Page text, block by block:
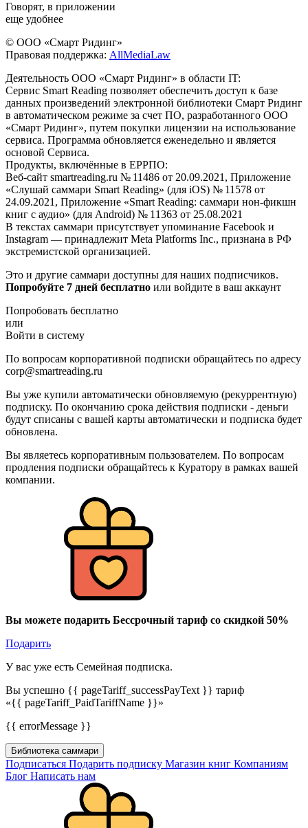
Говорят, в приложении
еще удобнее
© ООО «Смарт Ридинг»
Правовая поддержка: AllMediaLaw
Деятельность ООО «Смарт Ридинг» в области IT:
Сервис Smart Reading позволяет обеспечить доступ к базе
данных произведений электронной библиотеки Смарт Ридинг
в автоматическом режиме за счет ПО, разработанного ООО
«Смарт Ридинг», путем покупки лицензии на использование
сервиса. Программа обновляется еженедельно и является
основой Сервиса.
Продукты, включённые в ЕРРПО:
Веб-сайт smartreading.ru № 11486 от 20.09.2021, Приложение
«Слушай саммари Smart Reading» (для iOS) № 11578 от
24.09.2021, Приложение «Smart Reading: саммари нон-фикшн
книг с аудио» (для Android) № 11363 от 25.08.2021
В текстах саммари присутствует упоминание Facebook и
Instagram — принадлежит Meta Platforms Inc., признана в РФ
экстремистской организацией.
Это и другие саммари доступны для наших подписчиков.
Попробуйте 7 дней бесплатно или войдите в ваш аккаунт
Попробовать бесплатно
или
Войти в систему
По вопросам корпоративной подписки обращайтесь по адресу
corp@smartreading.ru
Вы уже купили автоматически обновляемую (рекуррентную)
подписку. По окончанию срока действия подписки - деньги
будут списаны с вашей карты автоматически и подписка будет
обновлена.
Вы являетесь корпоративным пользователем. По вопросам
продления подписки обращайтесь к Куратору в рамках вашей
компании.
Вы можете подарить Бессрочный тариф со скидкой 50%
Подарить
У вас уже есть Семейная подписка.
Вы успешно {{ pageTariff_successPayText }} тариф
«{{ pageTariff_PaidTariffName }}»
{{ errorMessage }}
Библиотека саммари
Подписаться Подарить подписку Магазин книг Компаниям
Блог Написать нам